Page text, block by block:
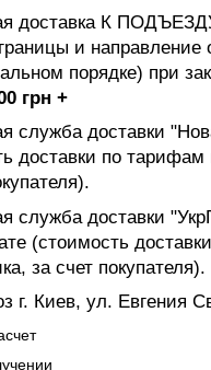
доставка К
и направление
порядке) при
грн +
служба доставки
доставки по тарифам
служба доставки
(стоимость
за счет покупателя).
г. Киев, ул. Евгения